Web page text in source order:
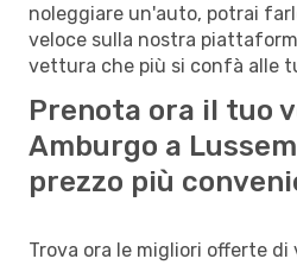
noleggiare un'auto, potrai
veloce sulla nostra
vettura che più si confà alle
Prenota ora il tuo
Amburgo a
prezzo più
Trova ora le migliori offerte di